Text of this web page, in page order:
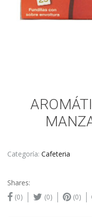
Categoría: Cafeteria
Shares:
(0)
(0) (0)